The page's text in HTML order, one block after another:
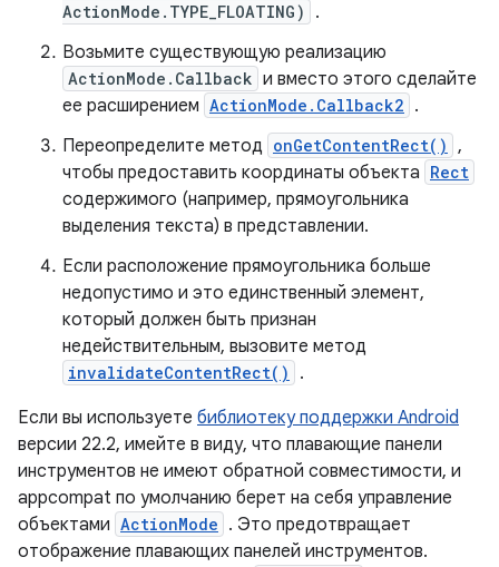
ActionMode.TYPE_FLOATING)
.
Возьмите существующую реализацию
ActionMode.Callback и вместо этого сделайте
ее расширением ActionMode.Callback2 .
Переопределите метод onGetContentRect() ,
чтобы предоставить координаты объекта Rect
содержимого (например, прямоугольника
выделения текста) в представлении.
Если расположение прямоугольника больше
недопустимо и это единственный элемент,
который должен быть признан
недействительным, вызовите метод
invalidateContentRect()
.
Если вы используете библиотеку поддержки Android
версии 22.2, имейте в виду, что плавающие панели
инструментов не имеют обратной совместимости, и
appcompat по умолчанию берет на себя управление
объектами ActionMode . Это предотвращает
отображение плавающих панелей инструментов.